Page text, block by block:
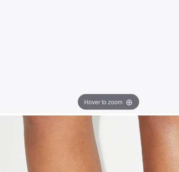
Hover to zoom